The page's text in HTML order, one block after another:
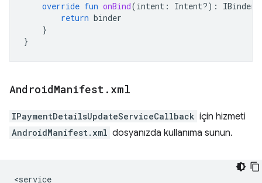
override fun onBind(intent : Intent?) :
return binder
}
}
AndroidManifest . xml
IPaymentDetailsUpdateServiceCallback için hizmeti
AndroidManifest.xml dosyanızda kullanıma sunun.